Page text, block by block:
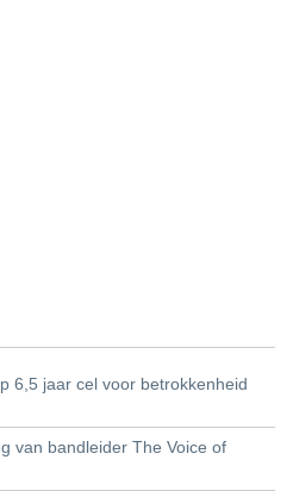
6,5 jaar cel voor betrokkenheid
van bandleider The Voice of